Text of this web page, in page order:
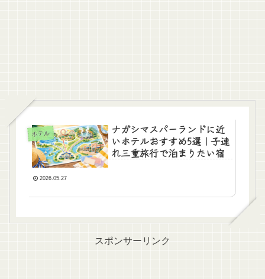
ホテル
ナガシマスパーランドに近
いホテルおすすめ5選｜子連
れ三重旅行で泊まりたい宿
2026.05.27
スポンサーリンク